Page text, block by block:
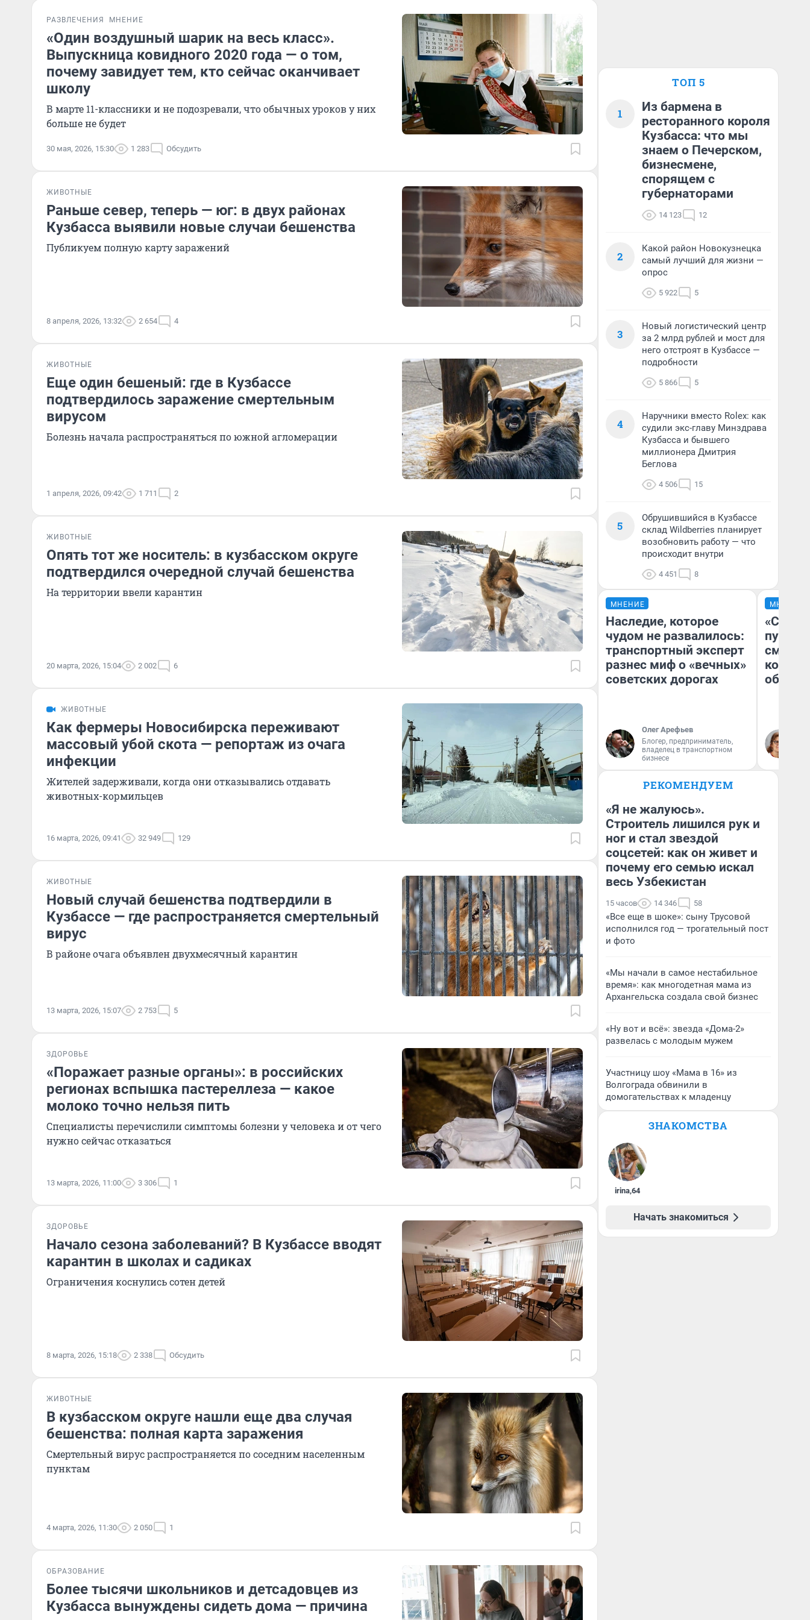
РАЗВЛЕЧЕНИЯ МНЕНИЕ
«Один воздушный шарик на весь класс».
Выпускница ковидного 2020 года — о том,
почему завидует тем, кто сейчас оканчивает
школу
В марте 11-классники и не подозревали, что обычных уроков у них
больше не будет
30 мая, 2026, 15:30 1 283 Обсудить
ЖИВОТНЫЕ
Раньше север, теперь — юг: в двух районах
Кузбасса выявили новые случаи бешенства
Публикуем полную карту заражений
8 апреля, 2026, 13:32 2 654 4
ЖИВОТНЫЕ
Еще один бешеный: где в Кузбассе
подтвердилось заражение смертельным
вирусом
Болезнь начала распространяться по южной агломерации
1 апреля, 2026, 09:42 1 711 2
ЖИВОТНЫЕ
Опять тот же носитель: в кузбасском округе
подтвердился очередной случай бешенства
На территории ввели карантин
20 марта, 2026, 15:04 2 002 6
ЖИВОТНЫЕ
Как фермеры Новосибирска переживают
массовый убой скота — репортаж из очага
инфекции
Жителей задерживали, когда они отказывались отдавать
животных-кормильцев
16 марта, 2026, 09:41 32 949 129
ЖИВОТНЫЕ
Новый случай бешенства подтвердили в
Кузбассе — где распространяется смертельный
вирус
В районе очага объявлен двухмесячный карантин
13 марта, 2026, 15:07 2 753 5
ЗДОРОВЬЕ
«Поражает разные органы»: в российских
регионах вспышка пастереллеза — какое
молоко точно нельзя пить
Специалисты перечислили симптомы болезни у человека и от чего
нужно сейчас отказаться
13 марта, 2026, 11:00 3 306 1
ЗДОРОВЬЕ
Начало сезона заболеваний? В Кузбассе вводят
карантин в школах и садиках
Ограничения коснулись сотен детей
8 марта, 2026, 15:18 2 338 Обсудить
ЖИВОТНЫЕ
В кузбасском округе нашли еще два случая
бешенства: полная карта заражения
Смертельный вирус распространяется по соседним населенным
пунктам
4 марта, 2026, 11:30 2 050 1
ОБРАЗОВАНИЕ
Более тысячи школьников и детсадовцев из
Кузбасса вынуждены сидеть дома — причина
ТОП 5
1
Из бармена в
ресторанного короля
Кузбасса: что мы
знаем о Печерском,
бизнесмене,
спорящем с
губернаторами
14 123 12
2
Какой район Новокузнецка
самый лучший для жизни —
опрос
5 922 5
3
Новый логистический центр
за 2 млрд рублей и мост для
него отстроят в Кузбассе —
подробности
5 866 5
4
Наручники вместо Rolex: как
судили экс-главу Минздрава
Кузбасса и бывшего
миллионера Дмитрия
Беглова
4 506 15
5
Обрушившийся в Кузбассе
склад Wildberries планирует
возобновить работу — что
происходит внутри
4 451 8
МНЕНИЕ
Наследие, которое
чудом не развалилось:
транспортный эксперт
разнес миф о «вечных»
советских дорогах
Олег Арефьев
Блогер, предприниматель,
владелец в транспортном
бизнесе
МНЕНИЕ
РЕКОМЕНДУЕМ
«Я не жалуюсь».
Строитель лишился рук и
ног и стал звездой
соцсетей: как он живет и
почему его семью искал
весь Узбекистан
15 часов 14 346 58
«Все еще в шоке»: сыну Трусовой
исполнился год — трогательный пост
и фото
«Мы начали в самое нестабильное
время»: как многодетная мама из
Архангельска создала свой бизнес
«Ну вот и всё»: звезда «Дома-2»
развелась с молодым мужем
Участницу шоу «Мама в 16» из
Волгограда обвинили в
домогательствах к младенцу
ЗНАКОМСТВА
irina,64
Начать знакомиться